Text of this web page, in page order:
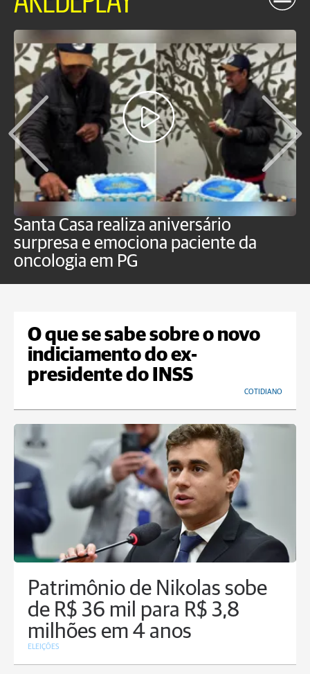
Santa Casa realiza aniversário
surpresa e emociona paciente da
oncologia em PG
O que se sabe sobre o novo
indiciamento do ex-
presidente do INSS
COTIDIANO
Patrimônio de Nikolas sobe
de R$ 36 mil para R$ 3,8
milhões em 4 anos
ELEIÇÕES